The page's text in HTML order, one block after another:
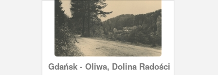
Gdańsk - Oliwa, Dolina Radości